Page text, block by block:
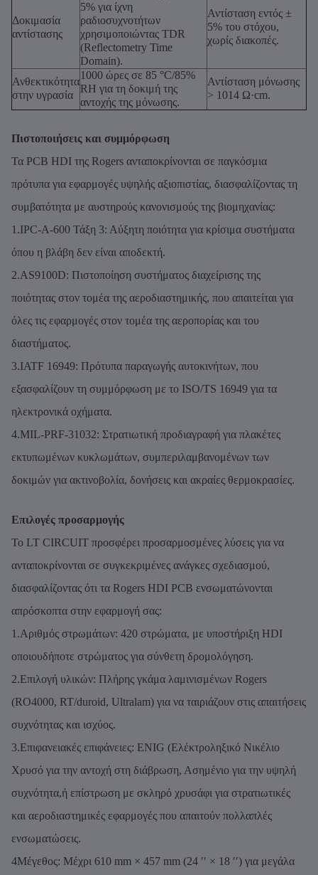
Δοκιμασία
αντίστασης
5% για ίχνη
ραδιοσυχνοτήτων
χρησιμοποιώντας TDR
(Reflectometry Time
Domain).
Αντίσταση εντός ±
5% του στόχου,
χωρίς διακοπές.
Ανθεκτικότητα
στην υγρασία
1000 ώρες σε 85 °C/85%
RH για τη δοκιμή της
αντοχής της μόνωσης.
Αντίσταση μόνωσης
> 1014 Ω·cm.
Πιστοποιήσεις και συμμόρφωση
Τα PCB HDI της Rogers ανταποκρίνονται σε παγκόσμια
πρότυπα για εφαρμογές υψηλής αξιοπιστίας, διασφαλίζοντας τη
συμβατότητα με αυστηρούς κανονισμούς της βιομηχανίας:
1.IPC-A-600 Τάξη 3: Αύξητη ποιότητα για κρίσιμα συστήματα
όπου η βλάβη δεν είναι αποδεκτή.
2.AS9100D: Πιστοποίηση συστήματος διαχείρισης της
ποιότητας στον τομέα της αεροδιαστημικής, που απαιτείται για
όλες τις εφαρμογές στον τομέα της αεροπορίας και του
διαστήματος.
3.IATF 16949: Πρότυπα παραγωγής αυτοκινήτων, που
εξασφαλίζουν τη συμμόρφωση με το ISO/TS 16949 για τα
ηλεκτρονικά οχήματα.
4.MIL-PRF-31032: Στρατιωτική προδιαγραφή για πλακέτες
εκτυπωμένων κυκλωμάτων, συμπεριλαμβανομένων των
δοκιμών για ακτινοβολία, δονήσεις και ακραίες θερμοκρασίες.
Επιλογές προσαρμογής
Το LT CIRCUIT προσφέρει προσαρμοσμένες λύσεις για να
ανταποκρίνονται σε συγκεκριμένες ανάγκες σχεδιασμού,
διασφαλίζοντας ότι τα Rogers HDI PCB ενσωματώνονται
απρόσκοπτα στην εφαρμογή σας:
1.Αριθμός στρωμάτων: 420 στρώματα, με υποστήριξη HDI
οποιουδήποτε στρώματος για σύνθετη δρομολόγηση.
2.Επιλογή υλικών: Πλήρης γκάμα λαμινισμένων Rogers
(RO4000, RT/duroid, Ultralam) για να ταιριάζουν στις απαιτήσεις
συχνότητας και ισχύος.
3.Επιφανειακές επιφάνειες: ENIG (Ελέκτροληξικό Νικέλιο
Χρυσό για την αντοχή στη διάβρωση, Ασημένιο για την υψηλή
συχνότητα,ή επίστρωση με σκληρό χρυσάφι για στρατιωτικές
και αεροδιαστημικές εφαρμογές που απαιτούν πολλαπλές
ενσωματώσεις.
4Μέγεθος: Μέχρι 610 mm × 457 mm (24 ′′ × 18 ′′) για μεγάλα